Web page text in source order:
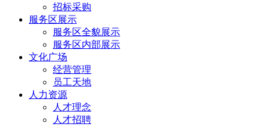
招标采购
服务区展示
服务区全貌展示
服务区内部展示
文化广场
经营管理
员工天地
人力资源
人才理念
人才招聘